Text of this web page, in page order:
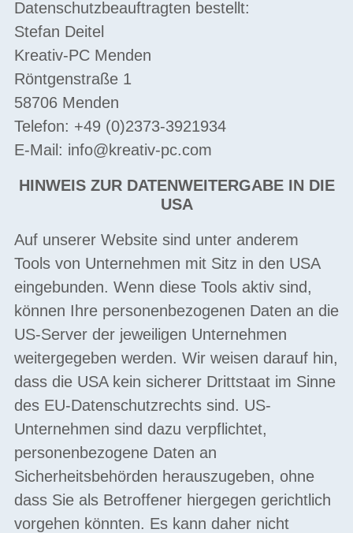
Datenschutzbeauftragten bestellt:
Stefan Deitel
Kreativ-PC Menden
Röntgenstraße 1
58706 Menden
Telefon: +49 (0)2373-3921934
E-Mail: info@kreativ-pc.com
HINWEIS ZUR DATENWEITERGABE IN DIE
USA
Auf unserer Website sind unter anderem
Tools von Unternehmen mit Sitz in den USA
eingebunden. Wenn diese Tools aktiv sind,
können Ihre personenbezogenen Daten an die
US-Server der jeweiligen Unternehmen
weitergegeben werden. Wir weisen darauf hin,
dass die USA kein sicherer Drittstaat im Sinne
des EU-Datenschutzrechts sind. US-
Unternehmen sind dazu verpflichtet,
personenbezogene Daten an
Sicherheitsbehörden herauszugeben, ohne
dass Sie als Betroffener hiergegen gerichtlich
vorgehen könnten. Es kann daher nicht